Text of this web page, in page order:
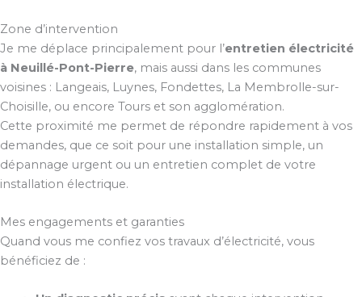
Zone d’intervention
Je me déplace principalement pour l’entretien électricité
à Neuillé-Pont-Pierre, mais aussi dans les communes
voisines : Langeais, Luynes, Fondettes, La Membrolle-sur-
Choisille, ou encore Tours et son agglomération.
Cette proximité me permet de répondre rapidement à vos
demandes, que ce soit pour une installation simple, un
dépannage urgent ou un entretien complet de votre
installation électrique.
Mes engagements et garanties
Quand vous me confiez vos travaux d’électricité, vous
bénéficiez de :